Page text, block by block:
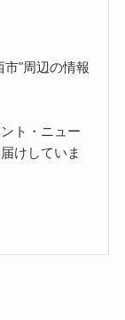
市"周辺の情報
ト・ニュー
けしていま